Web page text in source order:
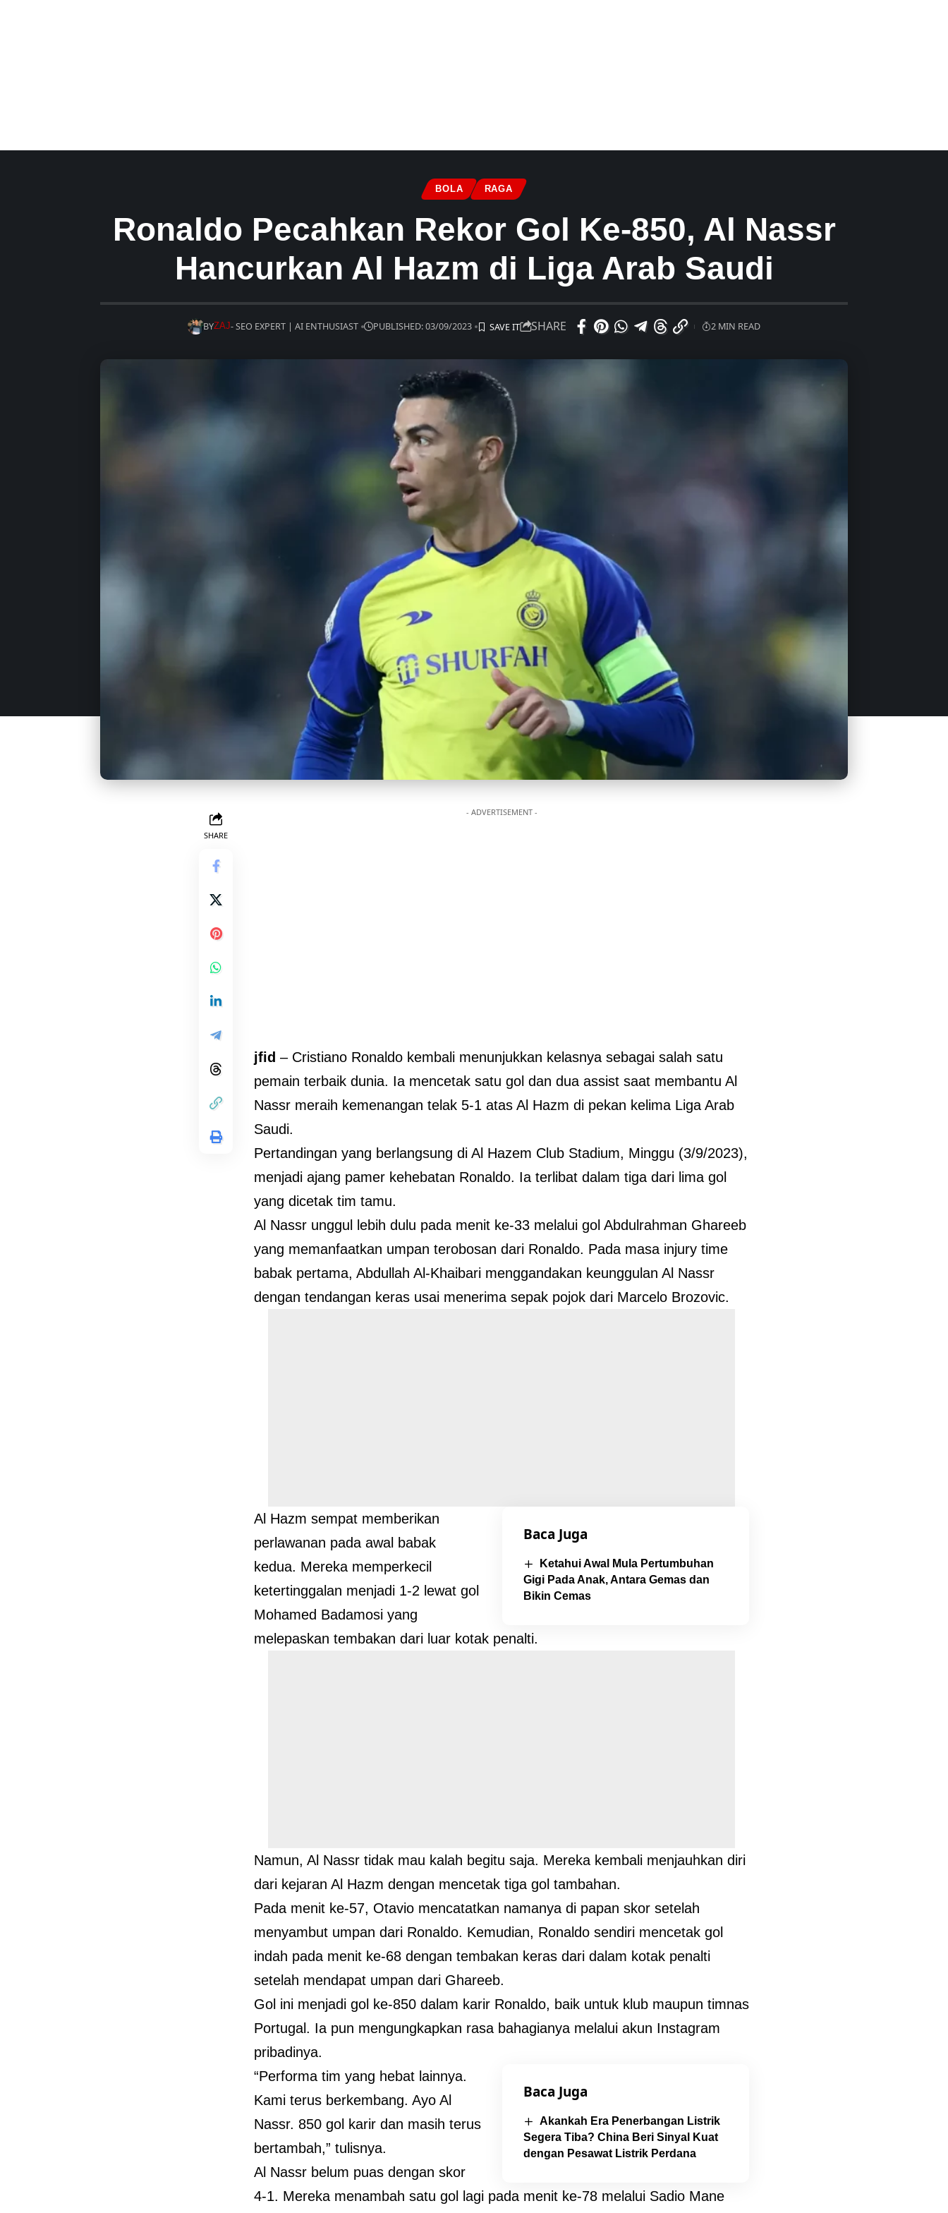
BOLA RAGA
Ronaldo Pecahkan Rekor Gol Ke-850, Al Nassr
Hancurkan Al Hazm di Liga Arab Saudi
BYZAJ- SEO EXPERT | AI ENTHUSIAST PUBLISHED: 03/09/2023 SHARE 2 MIN READ
SHARE
- ADVERTISEMENT -
jfid – Cristiano Ronaldo kembali menunjukkan kelasnya sebagai salah satu
pemain terbaik dunia. Ia mencetak satu gol dan dua assist saat membantu Al
Nassr meraih kemenangan telak 5-1 atas Al Hazm di pekan kelima Liga Arab
Saudi.
Pertandingan yang berlangsung di Al Hazem Club Stadium, Minggu (3/9/2023),
menjadi ajang pamer kehebatan Ronaldo. Ia terlibat dalam tiga dari lima gol
yang dicetak tim tamu.
Al Nassr unggul lebih dulu pada menit ke-33 melalui gol Abdulrahman Ghareeb
yang memanfaatkan umpan terobosan dari Ronaldo. Pada masa injury time
babak pertama, Abdullah Al-Khaibari menggandakan keunggulan Al Nassr
dengan tendangan keras usai menerima sepak pojok dari Marcelo Brozovic.
Baca Juga
Ketahui Awal Mula Pertumbuhan
Gigi Pada Anak, Antara Gemas dan
Bikin Cemas
Al Hazm sempat memberikan
perlawanan pada awal babak
kedua. Mereka memperkecil
ketertinggalan menjadi 1-2 lewat gol
Mohamed Badamosi yang
melepaskan tembakan dari luar kotak penalti.
Namun, Al Nassr tidak mau kalah begitu saja. Mereka kembali menjauhkan diri
dari kejaran Al Hazm dengan mencetak tiga gol tambahan.
Pada menit ke-57, Otavio mencatatkan namanya di papan skor setelah
menyambut umpan dari Ronaldo. Kemudian, Ronaldo sendiri mencetak gol
indah pada menit ke-68 dengan tembakan keras dari dalam kotak penalti
setelah mendapat umpan dari Ghareeb.
Gol ini menjadi gol ke-850 dalam karir Ronaldo, baik untuk klub maupun timnas
Portugal. Ia pun mengungkapkan rasa bahagianya melalui akun Instagram
pribadinya.
Baca Juga
Akankah Era Penerbangan Listrik
Segera Tiba? China Beri Sinyal Kuat
dengan Pesawat Listrik Perdana
“Performa tim yang hebat lainnya.
Kami terus berkembang. Ayo Al
Nassr. 850 gol karir dan masih terus
bertambah,” tulisnya.
Al Nassr belum puas dengan skor
4-1. Mereka menambah satu gol lagi pada menit ke-78 melalui Sadio Mane